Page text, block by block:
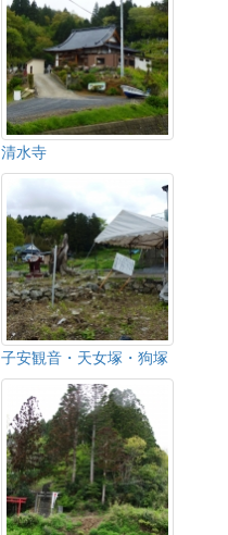
清水寺
子安観音・天女塚・狗塚